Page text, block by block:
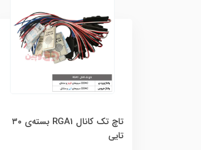
تاچ تک کانال RGA1 بسته‌ی ۳۰
تایی